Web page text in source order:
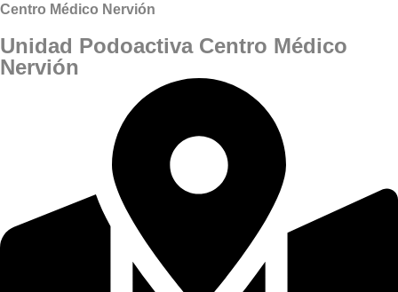
Centro Médico Nervión
Unidad Podoactiva Centro Médico
Nervión